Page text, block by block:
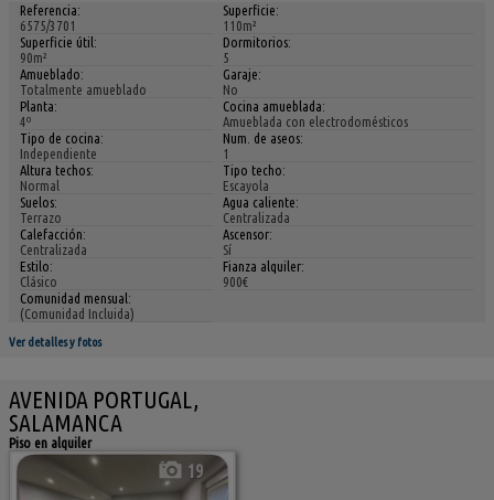
Referencia:
6575/3701
Superficie:
110m²
Superficie útil:
90m²
Dormitorios:
5
Amueblado:
Totalmente amueblado
Garaje:
No
Planta:
4º
Cocina amueblada:
Amueblada con electrodomésticos
Tipo de cocina:
Independiente
Num. de aseos:
1
Altura techos:
Normal
Tipo techo:
Escayola
Suelos:
Terrazo
Agua caliente:
Centralizada
Calefacción:
Centralizada
Ascensor:
Sí
Estilo:
Clásico
Fianza alquiler:
900€
Comunidad mensual:
(Comunidad Incluida)
Ver detalles y fotos
AVENIDA PORTUGAL,
SALAMANCA
Piso en alquiler
19